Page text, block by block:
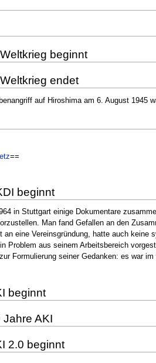
beginnt
endet
auf Hiroshima am 6. August 1945
==
beginnt
in Stuttgart einige Dokumentare
Man fand Gefallen an den
an eine Vereinsgründung, hatte auch
Problem aus seinem Arbeitsbereich
Formulierung seiner Gedanken: es war
beginnt
Jahre AKI
2.0 beginnt